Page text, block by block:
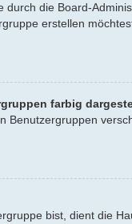
die Board-
erstellen
farbig
Benutzergruppen
bist, dient die